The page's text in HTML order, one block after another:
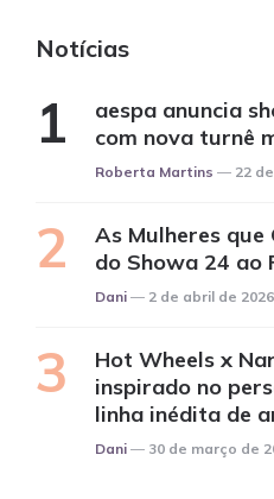
Notícias
aespa anuncia
com nova turnê
Posted
Roberta Martins 22
As Mulheres
do Showa 24 ao
Posted
Dani 2 de abril de 2026
Hot Wheels x
inspirado no
linha inédita de
Posted
Dani 30 de março de